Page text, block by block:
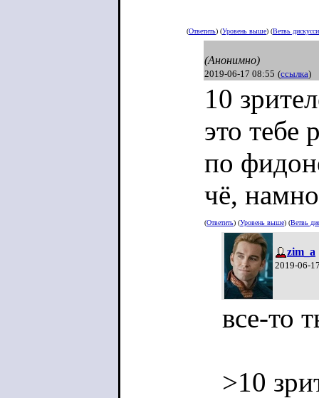
(Ответить) (Уровень выше) (Ветвь
(Анонимно)
2019-06-17 08:55 (ссылка)
10
это тебе
по
чё,
(Ответить) (Уровень выше) (Ветвь
zim_a
2019-06-
все-то
>10